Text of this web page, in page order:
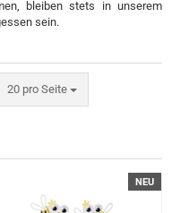
bleiben stets in unserem
sein.
20 pro Seite
pro Seite
NEU